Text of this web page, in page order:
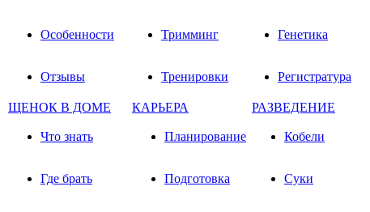
Особенности Тримминг Генетика
Отзывы Тренировки Регистратура
ЩЕНОК В ДОМЕ КАРЬЕРА РАЗВЕДЕНИЕ
Что знать Планирование Кобели
Где брать Подготовка Суки